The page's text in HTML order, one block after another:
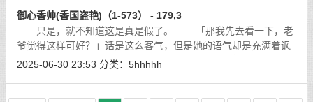
御心香帅(香国盗艳)（1-573） - 179,3
只是，就不知道这是真是假了。 「那我先去看一下，老
爷觉得这样可好？」话是这么客气，但是她的语气却是充满着讽
刺，瞥了楚惊云一眼，她转身走出了地牢。看来是打算去祖庙看
2025-06-30 23:53 分类： 5hhhhh